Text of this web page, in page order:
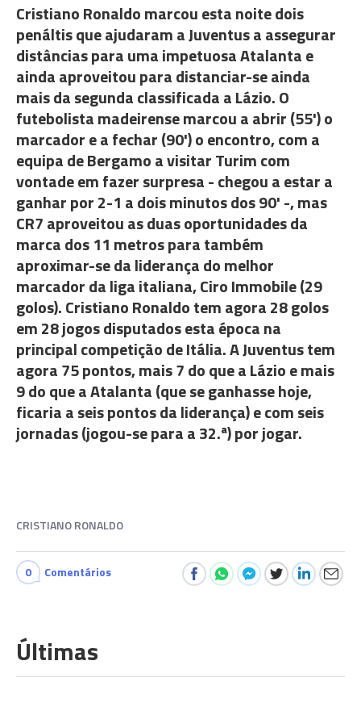
Cristiano Ronaldo marcou esta noite dois
penáltis que ajudaram a Juventus a assegurar
distâncias para uma impetuosa Atalanta e
ainda aproveitou para distanciar-se ainda
mais da segunda classificada a Lázio. O
futebolista madeirense marcou a abrir (55') o
marcador e a fechar (90') o encontro, com a
equipa de Bergamo a visitar Turim com
vontade em fazer surpresa - chegou a estar a
ganhar por 2-1 a dois minutos dos 90' -, mas
CR7 aproveitou as duas oportunidades da
marca dos 11 metros para também
aproximar-se da liderança do melhor
marcador da liga italiana, Ciro Immobile (29
golos). Cristiano Ronaldo tem agora 28 golos
em 28 jogos disputados esta época na
principal competição de Itália. A Juventus tem
agora 75 pontos, mais 7 do que a Lázio e mais
9 do que a Atalanta (que se ganhasse hoje,
ficaria a seis pontos da liderança) e com seis
jornadas (jogou-se para a 32.ª) por jogar.
CRISTIANO RONALDO
0 Comentários
Últimas